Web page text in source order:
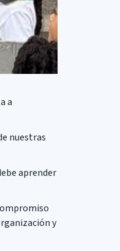
a
nuestras
aprender
y